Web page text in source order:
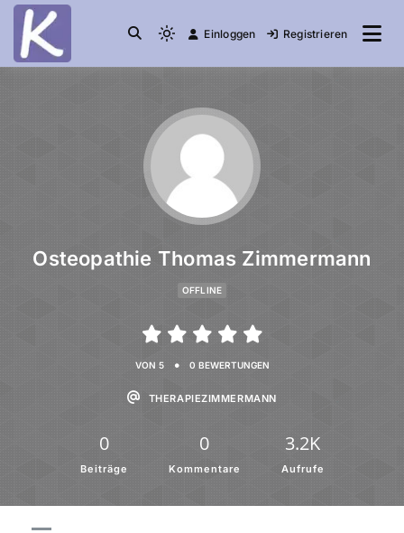
die Community Einloggen Registrieren
Osteopathie Thomas Zimmermann
OFFLINE
VON 5 • 0 BEWERTUNGEN
THERAPIEZIMMERMANN
0
Beiträge
0
Kommentare
3.2K
Aufrufe